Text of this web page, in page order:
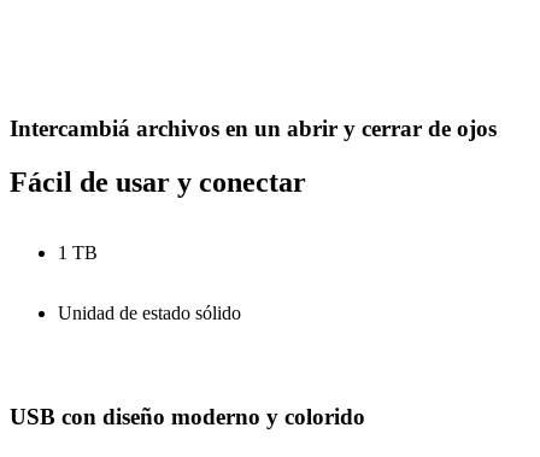
Intercambiá archivos en un abrir y cerrar de ojos
Fácil de usar y conectar
1 TB
Unidad de estado sólido
USB con diseño moderno y colorido